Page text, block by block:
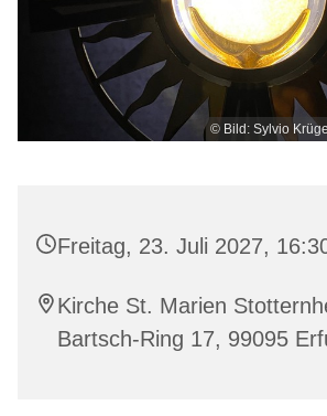
© Bild: Sylvio
Freitag, 23. Juli 2027,
Kirche St. Marien
Bartsch-Ring 17, 99095